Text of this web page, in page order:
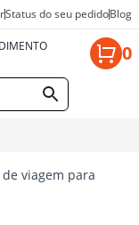
Status do seu pedidoBlog
0
de viagem para